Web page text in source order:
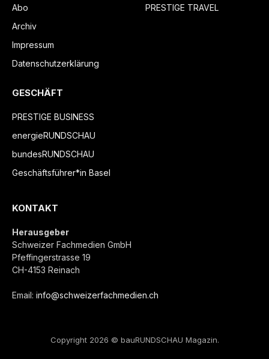
Abo
Archiv
Impressum
Datenschutzerklärung
PRESTIGE TRAVEL
GESCHÄFT
PRESTIGE BUSINESS
energieRUNDSCHAU
bundesRUNDSCHAU
Geschäftsführer*in Basel
KONTAKT
Herausgeber
Schweizer Fachmedien GmbH
Pfeffingerstrasse 19
CH-4153 Reinach
Email: info@schweizerfachmedien.ch
Copyright 2026 © bauRUNDSCHAU Magazin.